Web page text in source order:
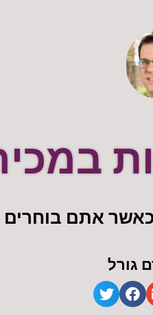
אתם
גורל